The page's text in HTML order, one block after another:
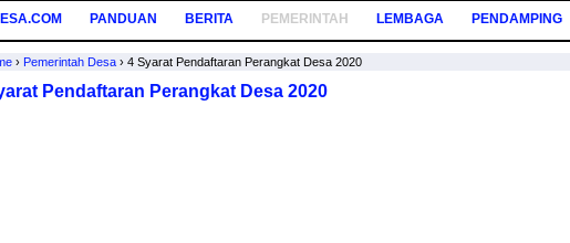
PANDUAN BERITA PEMERINTAH LEMBAGA PENDAMPING
› Pemerintah Desa › 4 Syarat Pendaftaran Perangkat Desa 2020
Pendaftaran Perangkat Desa 2020